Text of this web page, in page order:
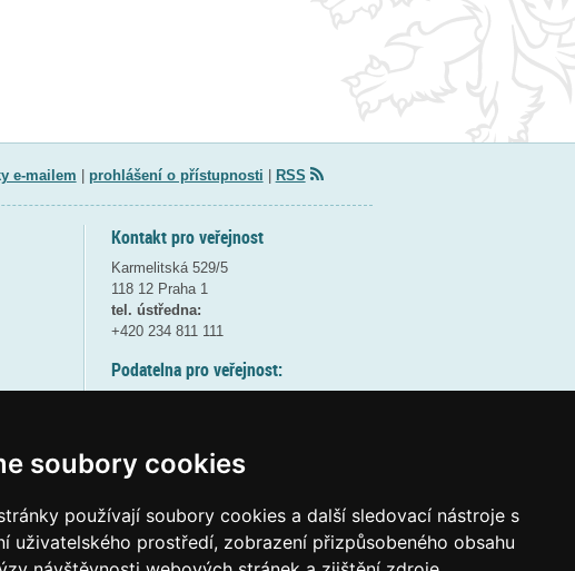
soubory cookies
používají soubory cookies a další sledovací nástroje s
uživatelského prostředí, zobrazení přizpůsobeného obsahu
e-mailem prohlášení o přístupnosti RSS
Kontakt pro veřejnost
Karmelitská 529/5
118 12 Praha 1
tel. ústředna:
+420 234 811 111
Podatelna pro veřejnost:
(více informací
Elektronická podatelna: